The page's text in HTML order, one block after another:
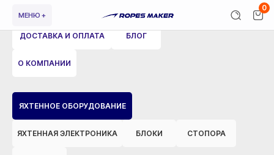
МЕНЮ +
0
ЯХТЕННОЕ ОБОРУДОВАНИЕ
ЯХТЕННАЯ ЭЛЕКТРОНИКА БЛОКИ СТОПОРА
ДОСТАВКА И ОПЛАТА БЛОГ
О КОМПАНИИ